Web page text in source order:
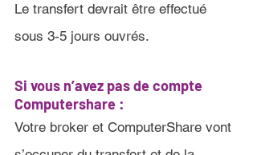
Le transfert devrait être effectué
sous 3-5 jours ouvrés.
Si vous n’avez pas de compte
Computershare :
Votre broker et ComputerShare vont